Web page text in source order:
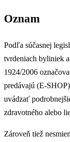
Oznam
Podľa súčasnej
tvrdeniach byliniek
1924/2006
predávajú (E-
uvádzať
zdravotného alebo
Zároveň tiež